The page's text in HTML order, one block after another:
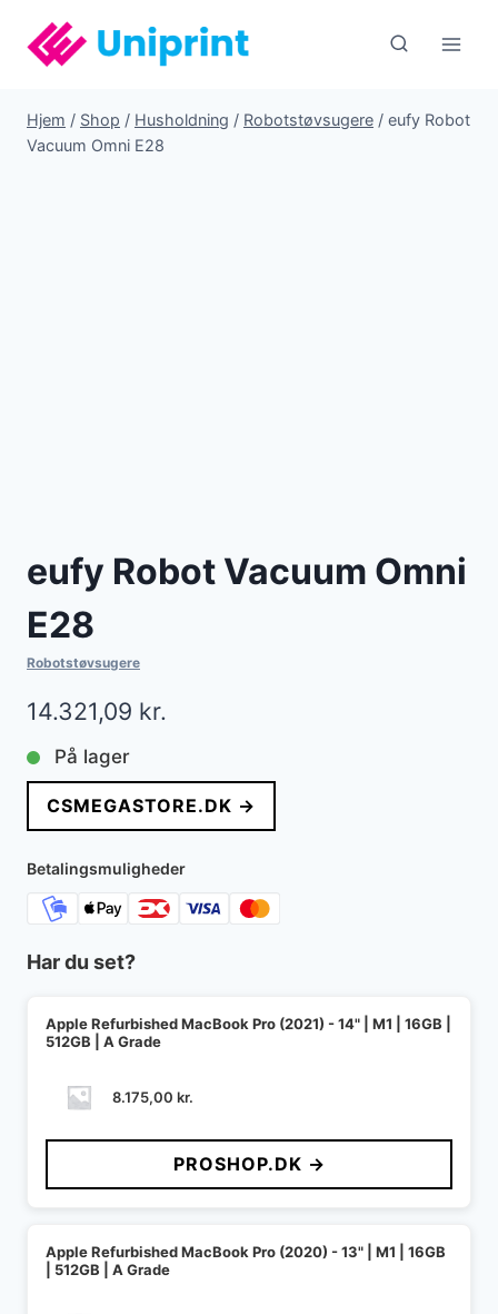
indhold
Hjem / Shop / Husholdning / Robotstøvsugere / eufy Robot
Vacuum Omni E28
eufy Robot Vacuum Omni
E28
Robotstøvsugere
14.321,09 kr.
På lager
CSMEGASTORE.DK →
Betalingsmuligheder
Har du set?
Apple Refurbished MacBook Pro (2021) - 14" | M1 | 16GB |
512GB | A Grade
8.175,00 kr.
PROSHOP.DK →
Apple Refurbished MacBook Pro (2020) - 13" | M1 | 16GB
| 512GB | A Grade